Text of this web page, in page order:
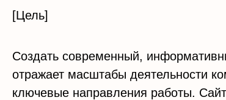
[Цель]
Создать современный,
отражает масштабы деятельности
ключевые направления работы.